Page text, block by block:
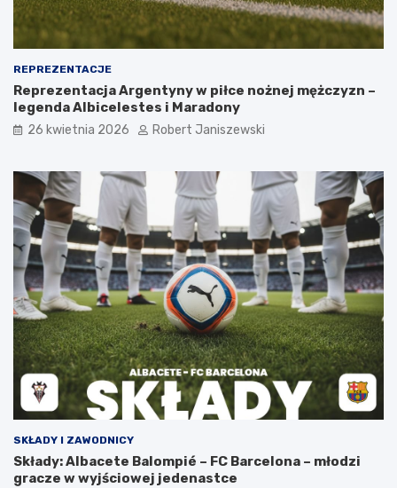
REPREZENTACJE
Reprezentacja Argentyny w piłce nożnej mężczyzn –
legenda Albicelestes i Maradony
26 kwietnia 2026 Robert Janiszewski
SKŁADY I ZAWODNICY
Składy: Albacete Balompié – FC Barcelona – młodzi
gracze w wyjściowej jedenastce